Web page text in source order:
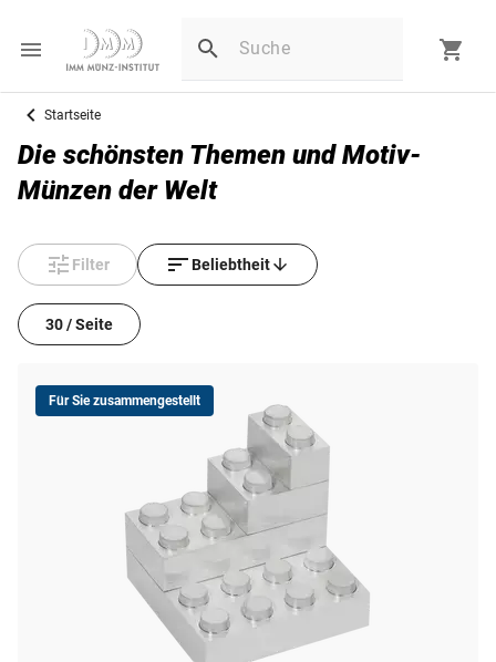
Startseite
Die schönsten Themen und Motiv-
Münzen der Welt
Filter Beliebtheit
30 / Seite
Für Sie zusammengestellt